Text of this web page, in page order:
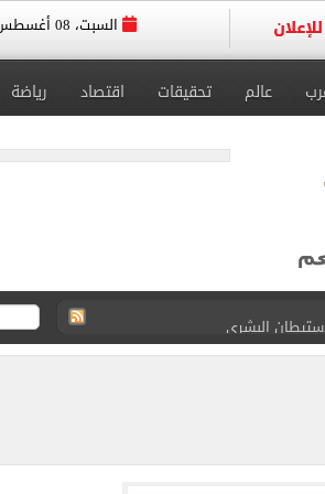
السبت، 08 أغسطس 2026
عالم تحقيقات اقتصاد رياضة
البشري
هيكل بالقاهرة